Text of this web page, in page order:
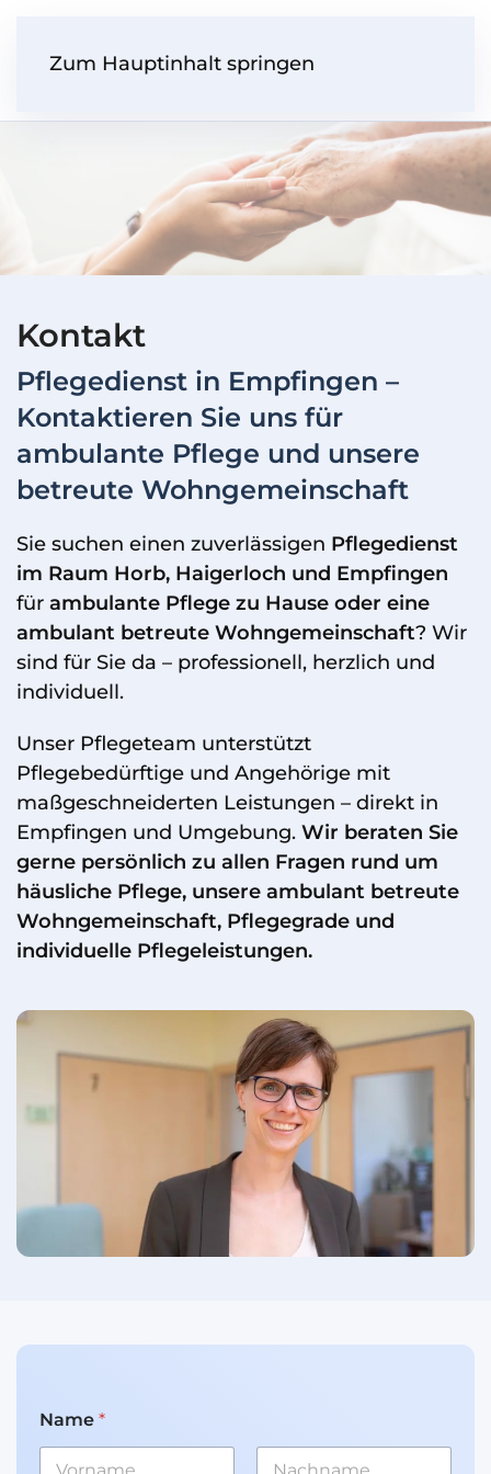
Zum Hauptinhalt springen
Kontakt
Pflegedienst in Empfingen –
Kontaktieren Sie uns für
ambulante Pflege und unsere
betreute Wohngemeinschaft
Sie suchen einen zuverlässigen Pflegedienst
im Raum Horb, Haigerloch und Empfingen
für ambulante Pflege zu Hause oder eine
ambulant betreute Wohngemeinschaft? Wir
sind für Sie da – professionell, herzlich und
individuell.
Unser Pflegeteam unterstützt
Pflegebedürftige und Angehörige mit
maßgeschneiderten Leistungen – direkt in
Empfingen und Umgebung. Wir beraten Sie
gerne persönlich zu allen Fragen rund um
häusliche Pflege, unsere ambulant betreute
Wohngemeinschaft, Pflegegrade und
individuelle Pflegeleistungen.
Name *